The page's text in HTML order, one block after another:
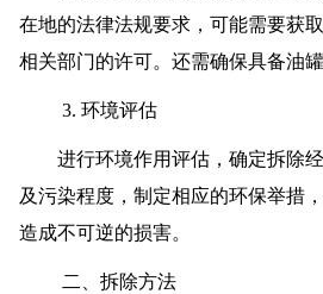
在地的法律法规要求，可能需要获
相关部门的许可。还需确保具备油
3. 环境评估
进行环境作用评估，确定拆除经
及污染程度，制定相应的环保举措
造成不可逆的损害。
二、拆除方法